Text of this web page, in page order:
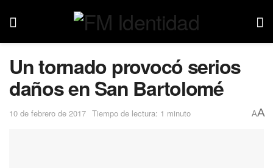
Un tornado provocó serios
daños en San Bartolomé
10 de febrero de 2017 Tiempo de lectura: 1 minuto AA